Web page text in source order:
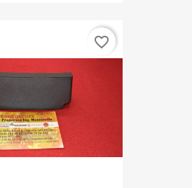
favorite_border